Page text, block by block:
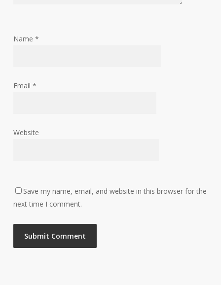
Name *
Email *
Website
Save my name, email, and website in this browser for the
next time I comment.